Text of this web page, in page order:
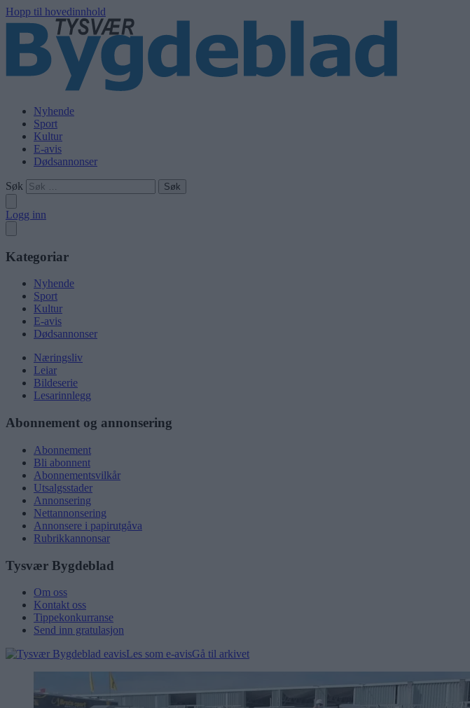
Hopp til hovedinnhold
Nyhende
Sport
Kultur
E-avis
Dødsannonser
Søk
Logg inn
Kategoriar
Nyhende
Sport
Kultur
E-avis
Dødsannonser
Næringsliv
Leiar
Bildeserie
Lesarinnlegg
Abonnement og annonsering
Abonnement
Bli abonnent
Abonnementsvilkår
Utsalgsstader
Annonsering
Nettannonsering
Annonsere i papirutgåva
Rubrikkannonsar
Tysvær Bygdeblad
Om oss
Kontakt oss
Tippekonkurranse
Send inn gratulasjon
Les som e-avisGå til arkivet